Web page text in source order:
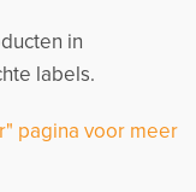
in
labels.
pagina voor meer